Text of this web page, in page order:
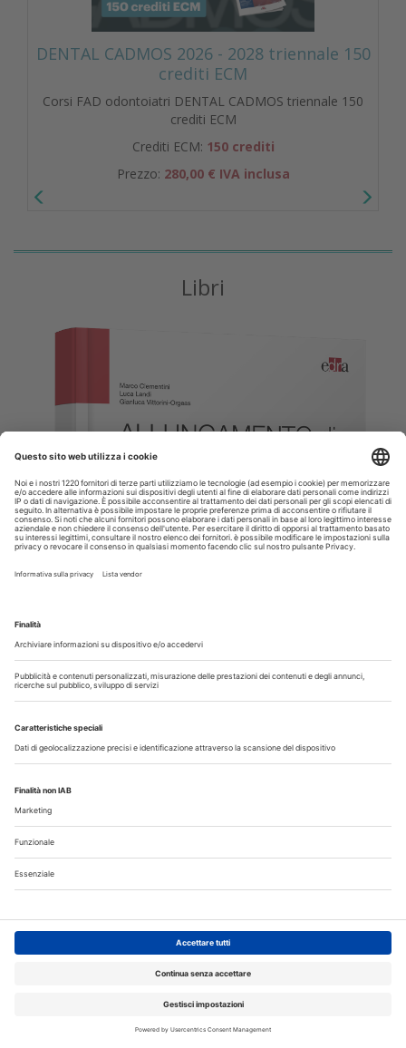
DENTAL CADMOS 2026 - 2028 triennale 150
crediti ECM
Corsi FAD odontoiatri DENTAL CADMOS triennale 150
crediti ECM
Crediti ECM: 150 crediti
Prezzo: 280,00 € IVA inclusa
Libri
Allungamento di corona clinica
Scopri il nuovo numero